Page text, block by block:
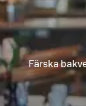
Färska